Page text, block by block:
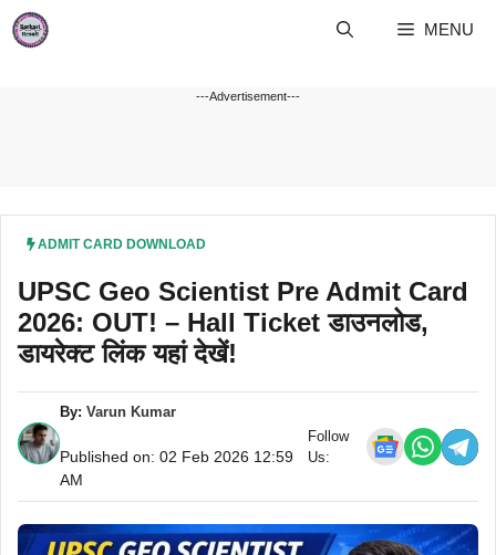
Skip
MENU
---Advertisement---
ADMIT CARD DOWNLOAD
UPSC Geo Scientist Pre Admit Card
2026: OUT! – Hall Ticket डाउनलोड,
डायरेक्ट लिंक यहां देखें!
By:Varun Kumar
Published on: 02 Feb 2026 12:59
AM
Follow
Us: